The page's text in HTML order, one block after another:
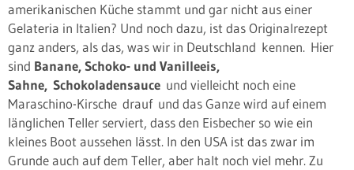
amerikanischen Küche stammt und gar nicht aus einer
Gelateria in Italien? Und noch dazu, ist das Originalrezept
ganz anders, als das, was wir in Deutschland kennen. Hier
sind Banane, Schoko- und Vanilleeis,
Sahne, Schokoladensauce und vielleicht noch eine
Maraschino-Kirsche drauf und das Ganze wird auf einem
länglichen Teller serviert, dass den Eisbecher so wie ein
kleines Boot aussehen lässt. In den USA ist das zwar im
Grunde auch auf dem Teller, aber halt noch viel mehr. Zu